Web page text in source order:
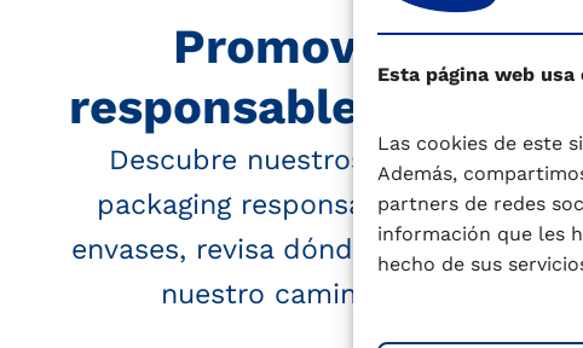
Esta página web usa
Las cookies de este
Además,
partners de redes
información que les
hecho de sus
Promovemos el
responsable y la
Descubre nuestros compromisos
packaging responsable, aprende
envases, revisa dónde se recicla tu
nuestro camino para mejorar